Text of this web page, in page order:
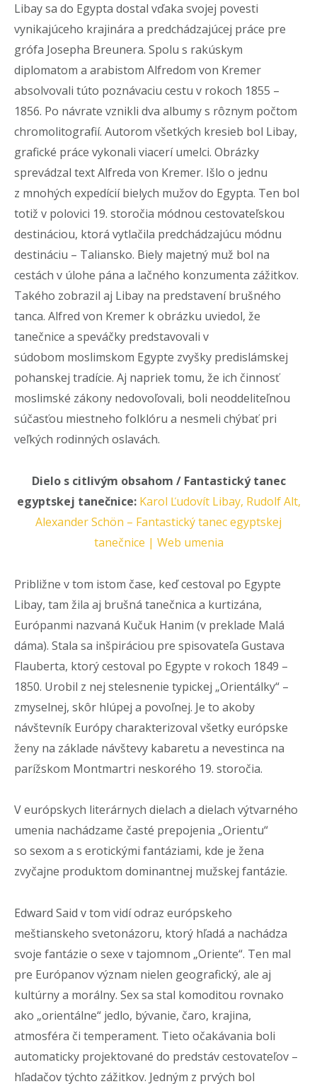
Libay sa do Egypta dostal vďaka svojej povesti
vynikajúceho krajinára a predchádzajúcej práce pre
grófa Josepha Breunera. Spolu s rakúskym
diplomatom a arabistom Alfredom von Kremer
absolvovali túto poznávaciu cestu v rokoch 1855 –
1856. Po návrate vznikli dva albumy s rôznym počtom
chromolitografií. Autorom všetkých kresieb bol Libay,
grafické práce vykonali viacerí umelci. Obrázky
sprevádzal text Alfreda von Kremer. Išlo o jednu
z mnohých expedícií bielych mužov do Egypta. Ten bol
totiž v polovici 19. storočia módnou cestovateľskou
destináciou, ktorá vytlačila predchádzajúcu módnu
destináciu – Taliansko. Biely majetný muž bol na
cestách v úlohe pána a lačného konzumenta zážitkov.
Takého zobrazil aj Libay na predstavení brušného
tanca. Alfred von Kremer k obrázku uviedol, že
tanečnice a speváčky predstavovali v
súdobom moslimskom Egypte zvyšky predislámskej
pohanskej tradície. Aj napriek tomu, že ich činnosť
moslimské zákony nedovoľovali, boli neoddeliteľnou
súčasťou miestneho folklóru a nesmeli chýbať pri
veľkých rodinných oslavách.
Dielo s citlivým obsahom / Fantastický tanec
egyptskej tanečnice: Karol Ľudovít Libay, Rudolf Alt,
Alexander Schön – Fantastický tanec egyptskej
tanečnice | Web umenia
Približne v tom istom čase, keď cestoval po Egypte
Libay, tam žila aj brušná tanečnica a kurtizána,
Európanmi nazvaná Kučuk Hanim (v preklade Malá
dáma). Stala sa inšpiráciou pre spisovateľa Gustava
Flauberta, ktorý cestoval po Egypte v rokoch 1849 –
1850. Urobil z nej stelesnenie typickej „Orientálky“ –
zmyselnej, skôr hlúpej a povoľnej. Je to akoby
návštevník Európy charakterizoval všetky európske
ženy na základe návštevy kabaretu a nevestinca na
parížskom Montmartri neskorého 19. storočia.
V európskych literárnych dielach a dielach výtvarného
umenia nachádzame časté prepojenia „Orientu“
so sexom a s erotickými fantáziami, kde je žena
zvyčajne produktom dominantnej mužskej fantázie.
Edward Said v tom vidí odraz európskeho
meštianskeho svetonázoru, ktorý hľadá a nachádza
svoje fantázie o sexe v tajomnom „Oriente“. Ten mal
pre Európanov význam nielen geografický, ale aj
kultúrny a morálny. Sex sa stal komoditou rovnako
ako „orientálne“ jedlo, bývanie, čaro, krajina,
atmosféra či temperament. Tieto očakávania boli
automaticky projektované do predstáv cestovateľov –
hľadačov týchto zážitkov. Jedným z prvých bol